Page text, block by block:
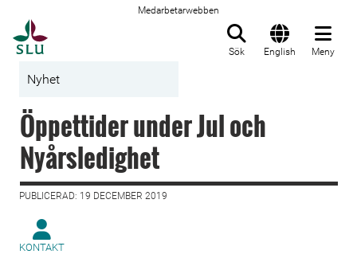
Medarbetarwebben
Sök English Meny
Nyhet
Öppettider under Jul och
Nyårsledighet
PUBLICERAD: 19 DECEMBER 2019
KONTAKT